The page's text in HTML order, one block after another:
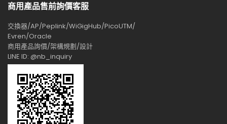
商用產品售前詢價客服
交換器/AP/Peplink/WiGigHub/PicoUTM/
Evren/Oracle
商用產品詢價/架構規劃/設計
LINE ID: @nb_inquiry